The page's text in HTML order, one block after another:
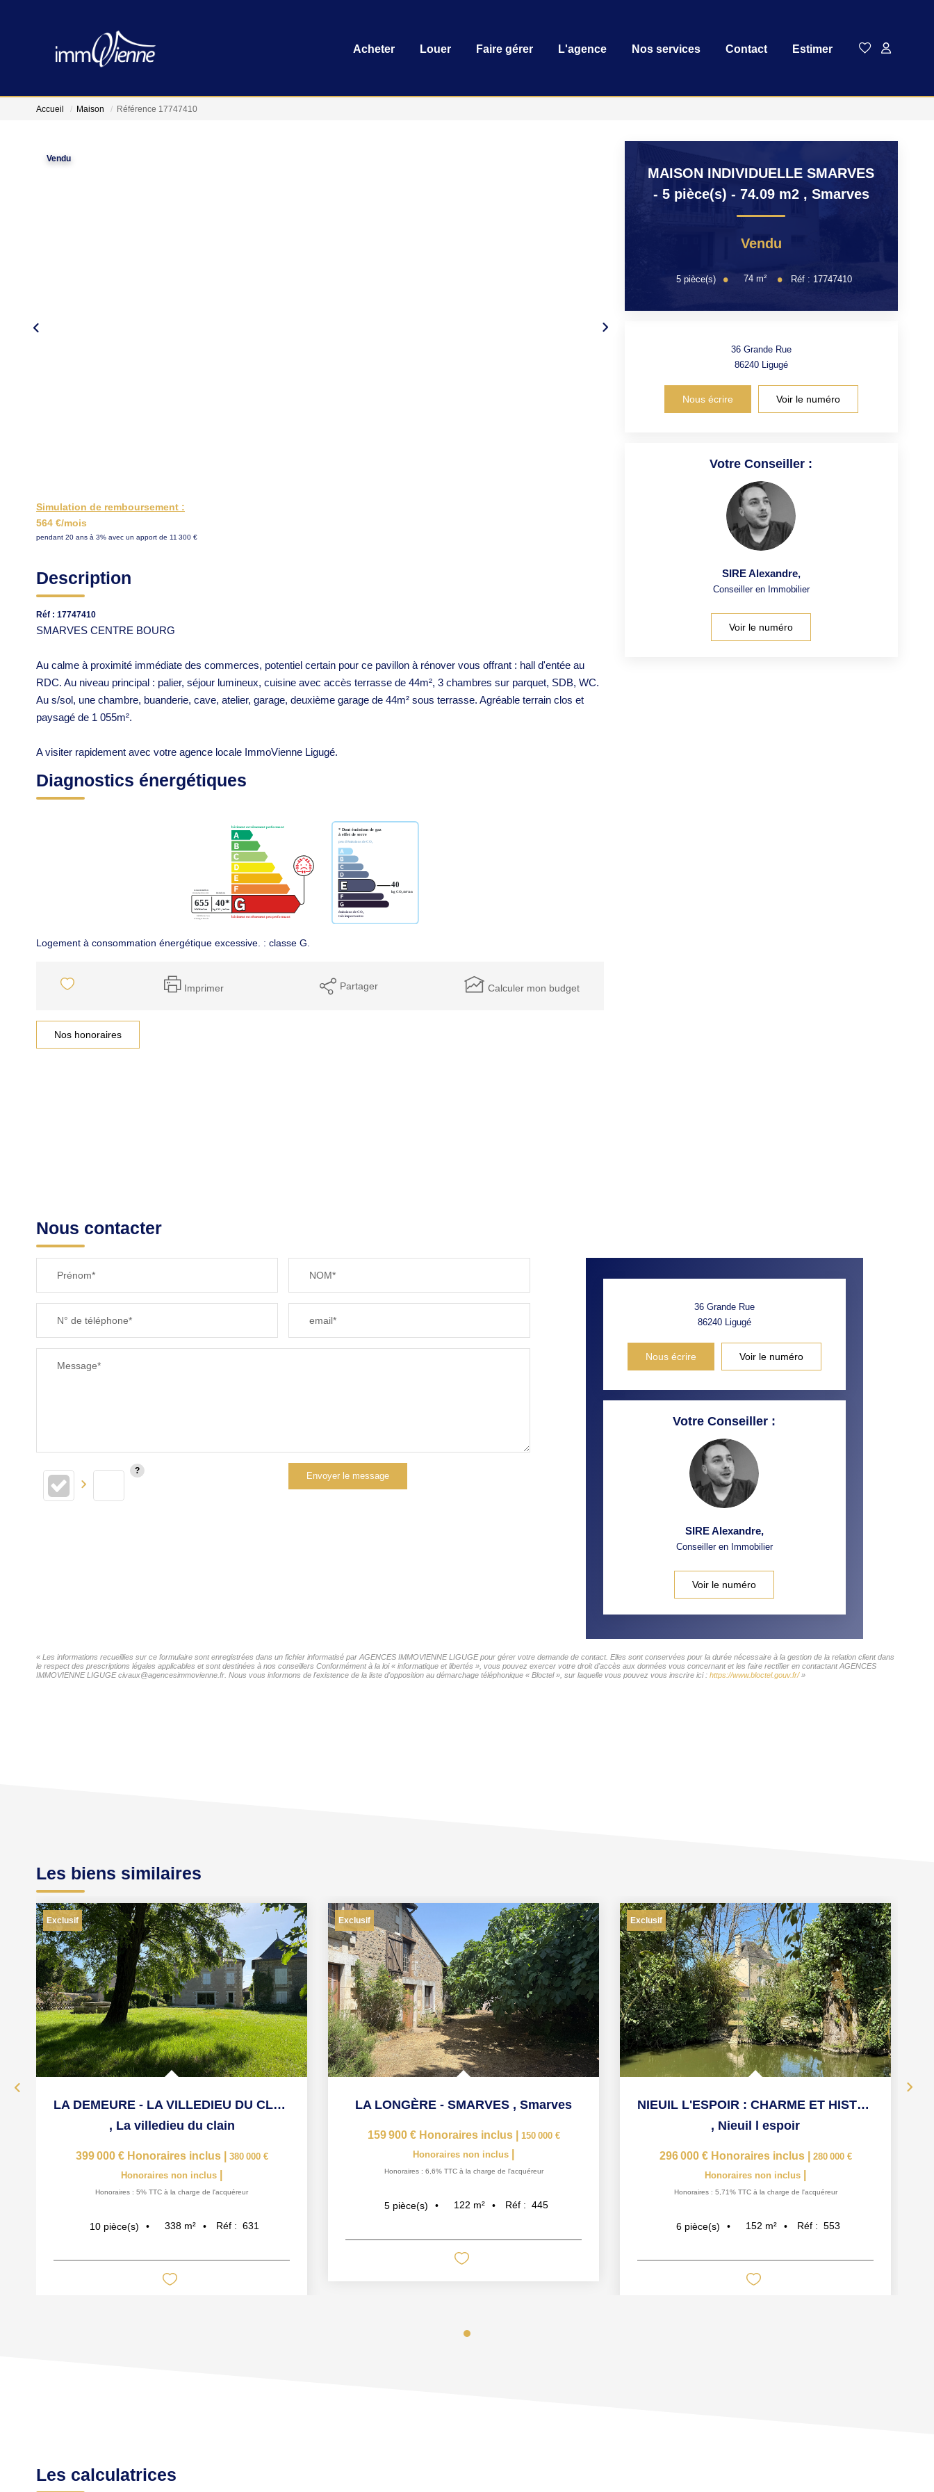
Acheter Louer Faire gérer L'agence Nos services Contact Estimer
Accueil Maison Référence 17747410
Vendu
Simulation de remboursement :
564 €/mois
pendant 20 ans à 3% avec un apport de 11 300 €
Description
Réf : 17747410
SMARVES CENTRE BOURG
Au calme à proximité immédiate des commerces, potentiel certain pour ce pavillon à rénover vous offrant : hall d'entée au
RDC. Au niveau principal : palier, séjour lumineux, cuisine avec accès terrasse de 44m², 3 chambres sur parquet, SDB, WC.
Au s/sol, une chambre, buanderie, cave, atelier, garage, deuxième garage de 44m² sous terrasse. Agréable terrain clos et
paysagé de 1 055m².
A visiter rapidement avec votre agence locale ImmoVienne Ligugé.
Diagnostics énergétiques
Logement à consommation énergétique excessive. : classe G.
Imprimer Partager Calculer mon budget
Nos honoraires
MAISON INDIVIDUELLE SMARVES
- 5 pièce(s) - 74.09 m2 , Smarves
Vendu
5 pièce(s) 74 m² Réf : 17747410
36 Grande Rue
86240 Ligugé
Nous écrire Voir le numéro
Votre Conseiller :
SIRE Alexandre,
Conseiller en Immobilier
Voir le numéro
Nous contacter
Prénom* NOM*
N° de téléphone* email*
Message*
Envoyer le message
36 Grande Rue
86240 Ligugé
Nous écrire Voir le numéro
Votre Conseiller :
SIRE Alexandre,
Conseiller en Immobilier
Voir le numéro
« Les informations recueillies sur ce formulaire sont enregistrées dans un fichier informatisé par AGENCES IMMOVIENNE LIGUGE pour gérer votre demande de contact. Elles sont conservées pour la durée nécessaire à la gestion de la relation client dans
le respect des prescriptions légales applicables et sont destinées à nos conseillers Conformément à la loi « informatique et libertés », vous pouvez exercer votre droit d'accès aux données vous concernant et les faire rectifier en contactant AGENCES
IMMOVIENNE LIGUGE civaux@agencesimmovienne.fr. Nous vous informons de l'existence de la liste d'opposition au démarchage téléphonique « Bloctel », sur laquelle vous pouvez vous inscrire ici : https://www.bloctel.gouv.fr/»
Les biens similaires
Exclusif
LA DEMEURE - LA VILLEDIEU DU CLAIN
, La villedieu du clain
399 000 € Honoraires inclus
380 000 €
Honoraires non inclus
Honoraires : 5% TTC à la charge de l'acquéreur
10 pièce(s) 338 m² Réf : 631
Exclusif
LA LONGÈRE - SMARVES , Smarves
159 900 € Honoraires inclus
150 000 €
Honoraires non inclus
Honoraires : 6,6% TTC à la charge de l'acquéreur
5 pièce(s) 122 m² Réf : 445
Exclusif
NIEUIL L'ESPOIR : CHARME ET HISTOIRE
, Nieuil l espoir
296 000 € Honoraires inclus
280 000 €
Honoraires non inclus
Honoraires : 5,71% TTC à la charge de l'acquéreur
6 pièce(s) 152 m² Réf : 553
Les calculatrices